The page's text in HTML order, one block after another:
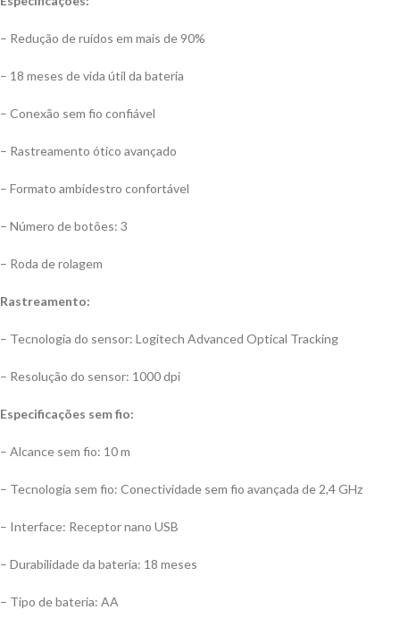
– Redução de ruídos em mais de 90%
– 18 meses de vida útil da bateria
– Conexão sem fio confiável
– Rastreamento ótico avançado
– Formato ambidestro confortável
– Número de botões: 3
– Roda de rolagem
Rastreamento:
– Tecnologia do sensor: Logitech Advanced Optical Tracking
– Resolução do sensor: 1000 dpi
Especificações sem fio:
– Alcance sem fio: 10 m
– Tecnologia sem fio: Conectividade sem fio avançada de 2,4 GHz
– Interface: Receptor nano USB
– Durabilidade da bateria: 18 meses
– Tipo de bateria: AA